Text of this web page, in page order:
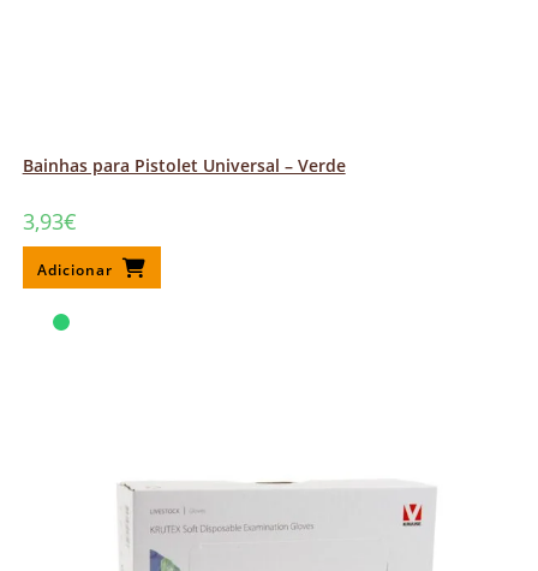
Bainhas para Pistolet Universal – Verde
3,93€
Adicionar